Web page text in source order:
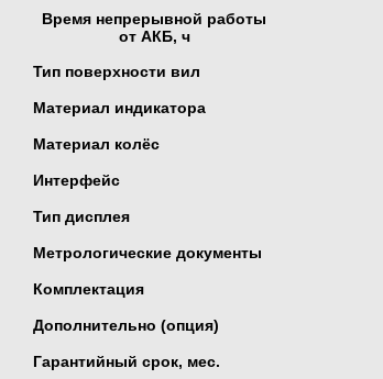
Время непрерывной работы
от АКБ, ч
Тип поверхности вил
Материал индикатора
Материал колёс
Интерфейс
Тип дисплея
Метрологические документы
Комплектация
Дополнительно (опция)
Гарантийный срок, мес.